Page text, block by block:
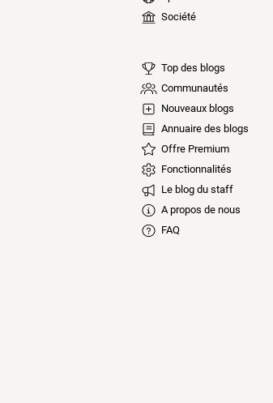
Société
Top des blogs
Communautés
Nouveaux blogs
Annuaire des blogs
Offre Premium
Fonctionnalités
Le blog du staff
A propos de nous
FAQ